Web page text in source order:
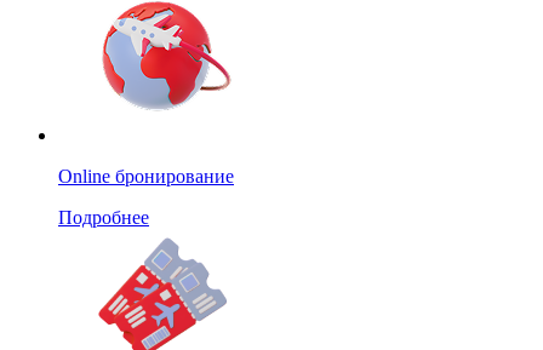
Online бронирование
Подробнее